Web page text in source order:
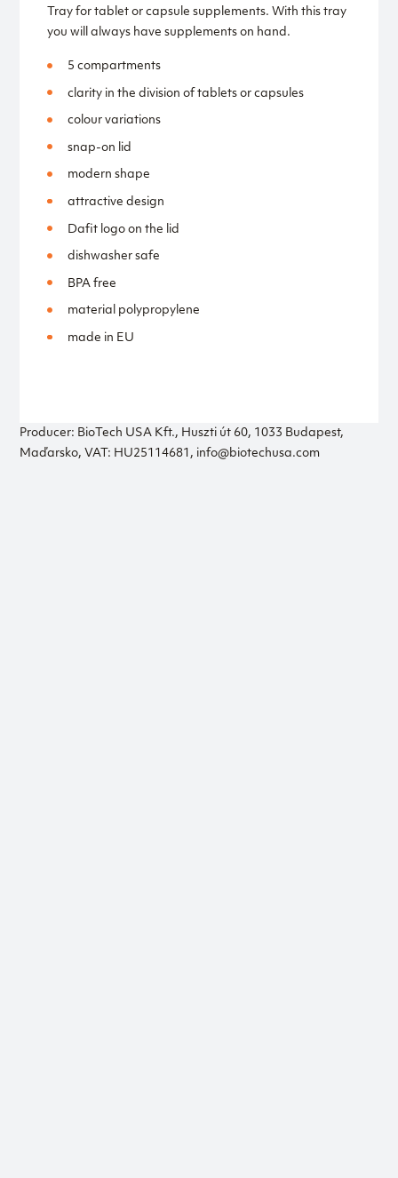
Tray for tablet or capsule supplements. With this tray
you will always have supplements on hand.
5 compartments
clarity in the division of tablets or capsules
colour variations
snap-on lid
modern shape
attractive design
Dafit logo on the lid
dishwasher safe
BPA free
material polypropylene
made in EU
Producer: BioTech USA Kft., Huszti út 60, 1033 Budapest,
Maďarsko, VAT: HU25114681, info@biotechusa.com